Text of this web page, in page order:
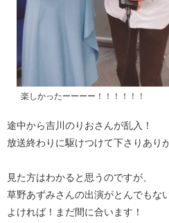
楽しかったーーーー！！！！！！
途中から吉川のりおさんが乱入！
放送終わりに駆けつけて下さりあり
見た方はわかると思うのですが、
草野あずみさんの出演がとんでもな
よければ！まだ間に合います！